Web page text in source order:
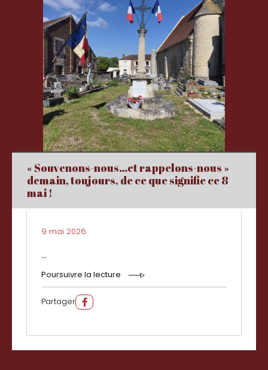
« Souvenons-nous…et rappelons-nous »
demain, toujours, de ce que signifie ce 8
mai !
9 mai 2026
...
Poursuivre la lecture
Partager